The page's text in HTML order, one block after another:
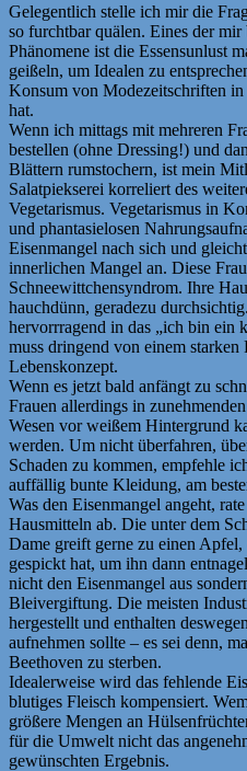
Gelegentlich stelle ich mir die
so furchtbar quälen. Eines der
Phänomene ist die Essensunlust
geißeln, um Idealen zu
Konsum von Modezeitschriften
hat.
Wenn ich mittags mit mehreren
bestellen (ohne Dressing!) und
Blättern rumstochern, ist mein
Salatpiekserei korreliert des
Vegetarismus. Vegetarismus in
und phantasielosen
Eisenmangel nach sich und
innerlichen Mangel an. Diese
Schneewittchensyndrom. Ihre
hauchdünn, geradezu
hervorrragend in das „ich bin ein
muss dringend von einem starken
Lebenskonzept.
Wenn es jetzt bald anfängt zu
Frauen allerdings in
Wesen vor weißem Hintergrund
werden. Um nicht überfahren,
Schaden zu kommen, empfehle
auffällig bunte Kleidung, am
Was den Eisenmangel angeht,
Hausmitteln ab. Die unter dem
Dame greift gerne zu einen
gespickt hat, um ihn dann
nicht den Eisenmangel aus
Bleivergiftung. Die meisten
hergestellt und enthalten
aufnehmen sollte – es sei denn,
Beethoven zu sterben.
Idealerweise wird das fehlende
blutiges Fleisch kompensiert.
größere Mengen an
für die Umwelt nicht das
gewünschten Ergebnis.